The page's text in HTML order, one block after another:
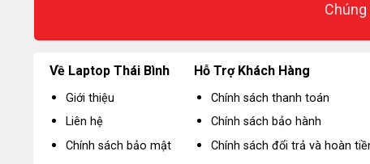
Về Laptop Thái Bình
Giới thiệu
Liên hệ
Chính sách bảo mật
Hỗ Trợ Khách Hàng
Chính sách thanh toán
Chính sách bảo hành
Chính sách đổi trả và hoàn